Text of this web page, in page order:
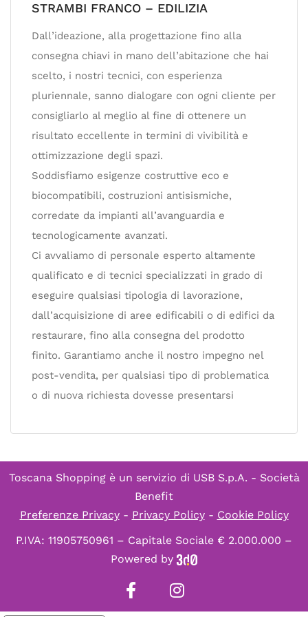
STRAMBI FRANCO – EDILIZIA
Dall’ideazione, alla progettazione fino alla
consegna chiavi in mano dell’abitazione che hai
scelto, i nostri tecnici, con esperienza
pluriennale, sanno dialogare con ogni cliente per
consigliarlo al meglio al fine di ottenere un
risultato eccellente in termini di vivibilità e
ottimizzazione degli spazi.
Soddisfiamo esigenze costruttive eco e
biocompatibili, costruzioni antisismiche,
corredate da impianti all’avanguardia e
tecnologicamente avanzati.
Ci avvaliamo di personale esperto altamente
qualificato e di tecnici specializzati in grado di
eseguire qualsiasi tipologia di lavorazione,
dall’acquisizione di aree edificabili o di edifici da
restaurare, fino alla consegna del prodotto
finito. Garantiamo anche il nostro impegno nel
post-vendita, per qualsiasi tipo di problematica
o di nuova richiesta dovesse presentarsi
Toscana Shopping è un servizio di USB S.p.A. - Società
Benefit
Preferenze Privacy- Privacy Policy- Cookie Policy
P.IVA: 11905750961 – Capitale Sociale € 2.000.000 –
Powered by